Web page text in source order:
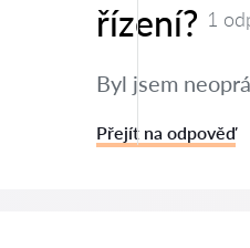
řízení? 1
Byl jsem
Přejít na odpověď